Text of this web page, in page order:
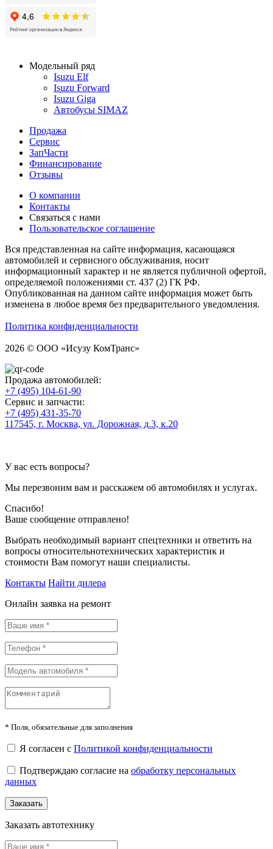
Модельный ряд
Isuzu Elf
Isuzu Forward
Isuzu Giga
Автобусы SIMAZ
Продажа
Сервис
ЗапЧасти
Финансирование
Отзывы
О компании
Контакты
Связаться с нами
Пользовательское соглашение
Вся представленная на сайте информация, касающаяся
автомобилей и сервисного обслуживания, носит
информационный характер и не является публичной офертой,
определяемой положениями ст. 437 (2) ГК РФ.
Опубликованная на данном сайте информация может быть
изменена в любое время без предварительного уведомления.
Политика конфиденциальности
2026 © ООО «Исузу КомТранс»
Продажа автомобилей:
+7 (495) 104-61-90
Сервис и запчасти:
+7 (495) 431-35-70
117545, г. Москва, ул. Дорожная, д.3, к.20
У вас есть вопросы?
Мы перезвоним вам и расскажем об автомобилях и услугах.
Спасибо!
Ваше сообщение отправлено!
Выбрать необходимый вариант спецтехники и ответить на
вопросы относительнотехнических характеристик и
стоимости Вам помогут наши специалисты.
Контакты Найти дилера
Онлайн заявка на ремонт
* Поля, обязательные для заполнения
Я согласен с Политикой конфиденциальности
Подтверждаю согласие на обработку персональных
данных
Заказать
Заказать автотехнику